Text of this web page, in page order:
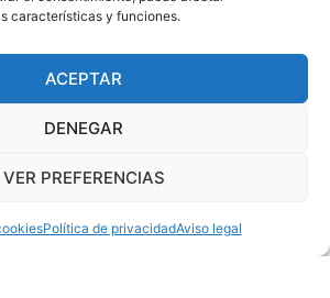
características y funciones.
ACEPTAR
DENEGAR
VER PREFERENCIAS
Política de privacidadAviso legal